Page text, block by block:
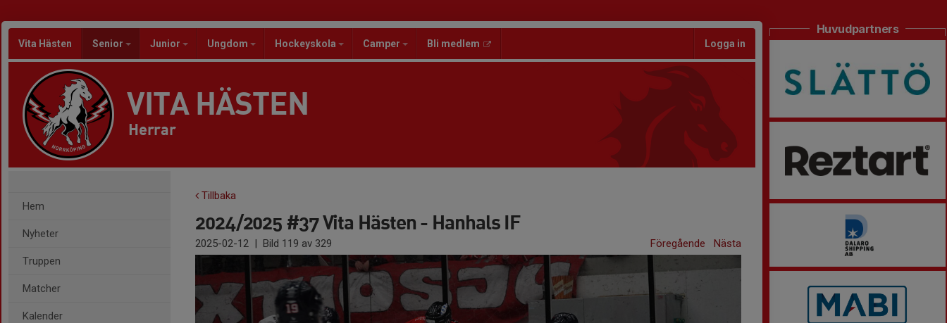
Vita Hästen Senior Junior Ungdom Hockeyskola Camper Bli medlem Logga in
VITA HÄSTEN
Herrar
Hem
Nyheter
Truppen
Matcher
Kalender
Tillbaka
2024/2025 #37 Vita Hästen - Hanhals IF
2025-02-12 | Bild 119 av 329 Föregående Nästa
Huvudpartners